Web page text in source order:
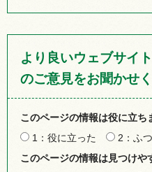
より良いウェブサイ
のご意見をお聞かせ
このページの情報は役に立ち
1：役に立った
2：ふ
このページの情報は見つけや